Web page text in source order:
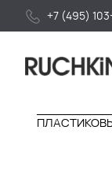
+7 (495)